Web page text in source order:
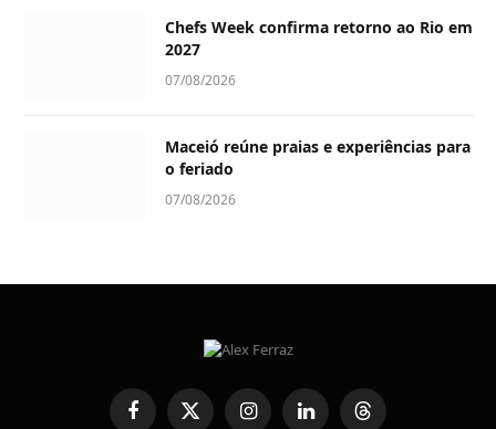
Chefs Week confirma retorno ao Rio em
2027
07/08/2026
Maceió reúne praias e experiências para
o feriado
07/08/2026
FacebookX InstagramLinkedInThreads